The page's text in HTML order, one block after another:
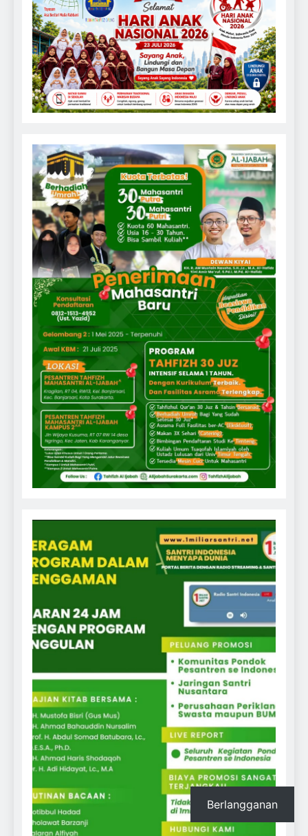
Berlangganan